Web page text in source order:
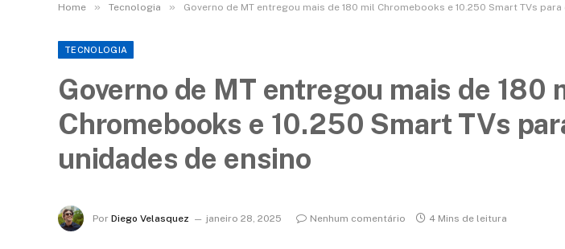
Home » Tecnologia » Governo de MT entregou mais de 180 mil Chromebooks e 10.250 Smart TVs
TECNOLOGIA
Governo de MT entregou mais de 180
Chromebooks e 10.250 Smart TVs
unidades de ensino
Por Diego Velasquez janeiro 28, 2025 Nenhum comentário 4 Mins de leitura